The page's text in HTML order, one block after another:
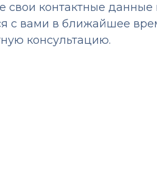
свои контактные
с вами в ближайшее
консультацию.